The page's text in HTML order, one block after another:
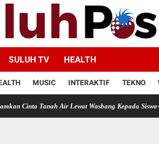
SULUH TV HEALTH
MUSIC INTERAKTIF TEKNO
Air Lewat Wasbang Kepada Siswa-siswi MAN1